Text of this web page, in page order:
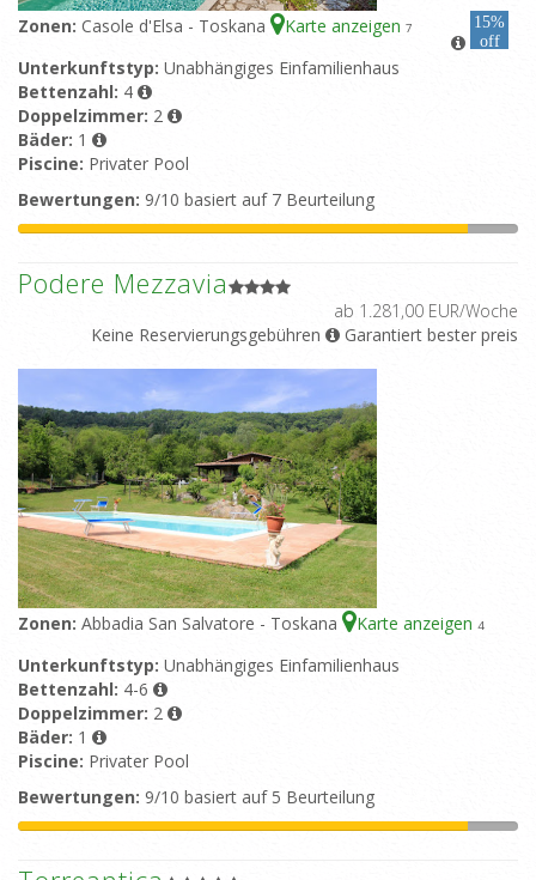
Zonen: Casole d'Elsa - Toskana Karte anzeigen 7
15%
off
Unterkunftstyp: Unabhängiges Einfamilienhaus
Bettenzahl: 4
Doppelzimmer: 2
Bäder: 1
Piscine: Privater Pool
Bewertungen: 9/10 basiert auf 7 Beurteilung
Podere Mezzavia
ab 1.281,00 EUR/Woche
Keine Reservierungsgebühren
Garantiert bester preis
Zonen: Abbadia San Salvatore - Toskana Karte anzeigen 4
Unterkunftstyp: Unabhängiges Einfamilienhaus
Bettenzahl: 4-6
Doppelzimmer: 2
Bäder: 1
Piscine: Privater Pool
Bewertungen: 9/10 basiert auf 5 Beurteilung